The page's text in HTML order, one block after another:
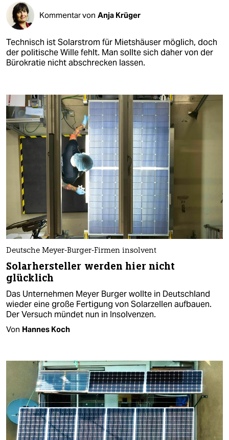
Kommentar von Anja Krüger
Technisch ist Solarstrom für Mietshäuser möglich, doch
der politische Wille fehlt. Man sollte sich daher von der
Bürokratie nicht abschrecken lassen.
Deutsche Meyer-Burger-Firmen insolvent
Solarhersteller werden hier nicht
glücklich
Das Unternehmen Meyer Burger wollte in Deutschland
wieder eine große Fertigung von Solarzellen aufbauen.
Der Versuch mündet nun in Insolvenzen.
Von Hannes Koch